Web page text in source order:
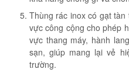
Thùng rác inox có gạt
vực công cộng cho phép
vực thang máy, hành
sạn, giúp mang lại vẻ
trường.